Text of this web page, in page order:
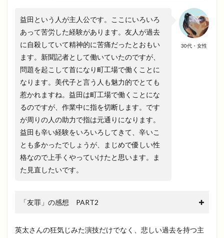
30代・女性
益田という人が主人公です。ここにいろいろ
あって苦労した経験があります。友人が過去
に自殺していて精神的に苦痛だったとおもい
ます。新聞記者として働いていたのですが、
問題を起こして首になり町工場で働くことに
なります。美代子と言う人も魅力的でとても
惹かれますね。益田は町工場で働くことにな
るのですが、作業中に指を切断します。です
が周りの人の助力で指は元通りになります。
益田も辛い経験をいろいろしてきて、辛いこ
とも多かったでしょうが、まじめで優しい性
格なので上手くやっていけたと思います。ま
た見直したいです。
「友罪」の感想 PART2
英太さんの狂気じみた演技だけでなく、悲しい過去を持つ主